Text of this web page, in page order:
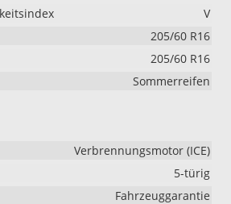
V
205/60 R16
205/60 R16
Sommerreifen
Verbrennungsmotor (ICE)
5-türig
Fahrzeuggarantie